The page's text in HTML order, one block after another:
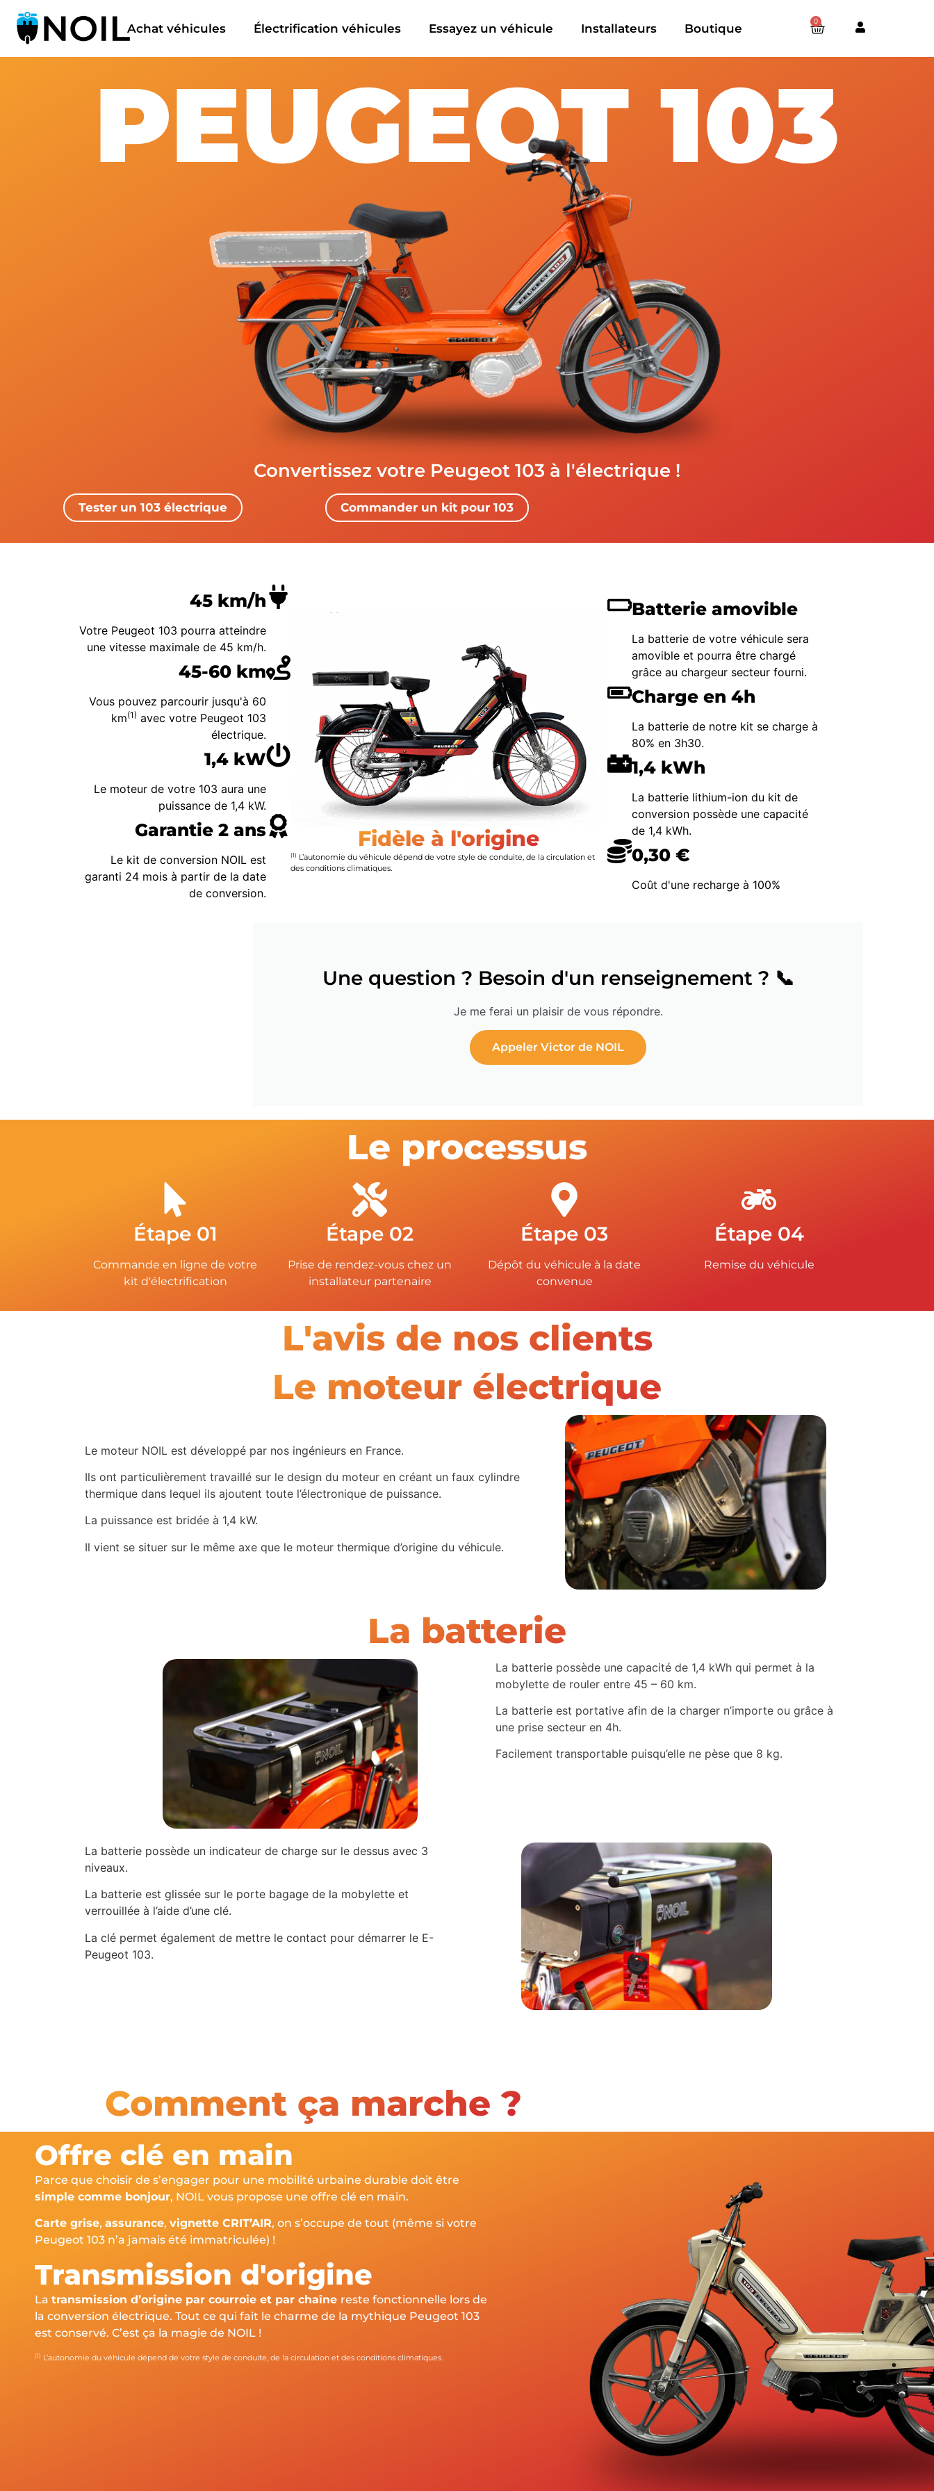
Achat véhicules Électrification véhicules Essayez un véhicule Installateurs Boutique
0
PEUGEOT 103
Convertissez votre Peugeot 103 à l'électrique !
Tester un 103 électrique Commander un kit pour 103
45 km/h
Votre Peugeot 103 pourra atteindre
une vitesse maximale de 45 km/h.
45-60 km
Vous pouvez parcourir jusqu'à 60
km(1) avec votre Peugeot 103
électrique.
1,4 kW
Le moteur de votre 103 aura une
puissance de 1,4 kW.
Garantie 2 ans
Le kit de conversion NOIL est
garanti 24 mois à partir de la date
de conversion.
Fidèle à l'origine
(1) L’autonomie du véhicule dépend de votre style de conduite, de la circulation et
des conditions climatiques.
Batterie amovible
La batterie de votre véhicule sera
amovible et pourra être chargé
grâce au chargeur secteur fourni.
Charge en 4h
La batterie de notre kit se charge à
80% en 3h30.
1,4 kWh
La batterie lithium-ion du kit de
conversion possède une capacité
de 1,4 kWh.
0,30 €
Coût d'une recharge à 100%
Une question ? Besoin d'un renseignement ? 📞
Je me ferai un plaisir de vous répondre.
Appeler Victor de NOIL
Le processus
Étape 01
Commande en ligne de votre
kit d'électrification
Étape 02
Prise de rendez-vous chez un
installateur partenaire
Étape 03
Dépôt du véhicule à la date
convenue
Étape 04
Remise du véhicule
L'avis de nos clients
Le moteur électrique
Le moteur NOIL est développé par nos ingénieurs en France.
Ils ont particulièrement travaillé sur le design du moteur en créant un faux cylindre
thermique dans lequel ils ajoutent toute l’électronique de puissance.
La puissance est bridée à 1,4 kW.
Il vient se situer sur le même axe que le moteur thermique d’origine du véhicule.
La batterie
La batterie possède une capacité de 1,4 kWh qui permet à la
mobylette de rouler entre 45 – 60 km.
La batterie est portative afin de la charger n’importe ou grâce à
une prise secteur en 4h.
Facilement transportable puisqu’elle ne pèse que 8 kg.
La batterie possède un indicateur de charge sur le dessus avec 3
niveaux.
La batterie est glissée sur le porte bagage de la mobylette et
verrouillée à l’aide d’une clé.
La clé permet également de mettre le contact pour démarrer le E-
Peugeot 103.
Comment ça marche ?
Offre clé en main
Parce que choisir de s’engager pour une mobilité urbaine durable doit être
simple comme bonjour, NOIL vous propose une offre clé en main.
Carte grise, assurance, vignette CRIT’AIR, on s’occupe de tout (même si votre
Peugeot 103 n’a jamais été immatriculée) !
Transmission d'origine
La transmission d’origine par courroie et par chaîne reste fonctionnelle lors de
la conversion électrique. Tout ce qui fait le charme de la mythique Peugeot 103
est conservé. C’est ça la magie de NOIL !
(1) L’autonomie du véhicule dépend de votre style de conduite, de la circulation et des conditions climatiques.